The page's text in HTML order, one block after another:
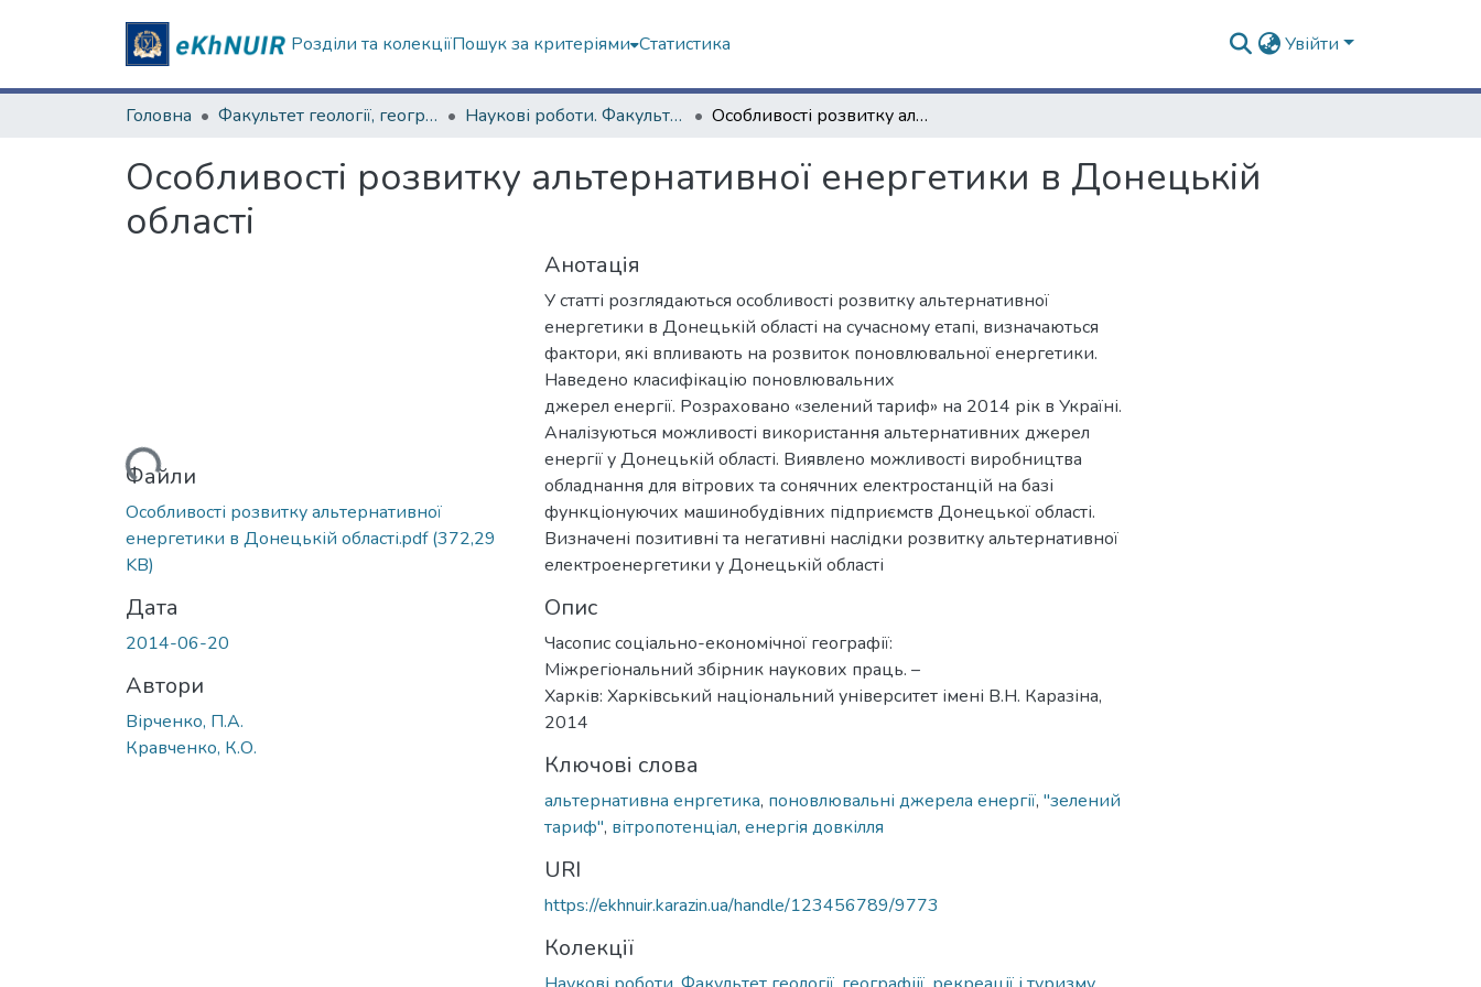
Розділи та колекціїПошук за критеріями Статистика Увійти
Головна Факультет геології, географіії, рекреації і туризму Наукові роботи. Факультет геології, географіії, рекреації і туризму Особливості розвитку альтернативної енергетики в Донецькій області
Особливості розвитку альтернативної енергетики в Донецькій
області
Вантажиться...Файли
Особливості розвитку альтернативної
енергетики в Донецькій області.pdf(372,29
KB)
Дата
2014-06-20
Автори
Вірченко, П.А.
Кравченко, К.О.
Анотація
У статті розглядаються особливості розвитку альтернативної
енергетики в Донецькій області на сучасному етапі, визначаються
фактори, які впливають на розвиток поновлювальної енергетики.
Наведено класифікацію поновлювальних
джерел енергії. Розраховано «зелений тариф» на 2014 рік в Україні.
Аналізуються можливості використання альтернативних джерел
енергії у Донецькій області. Виявлено можливості виробництва
обладнання для вітрових та сонячних електростанцій на базі
функціонуючих машинобудівних підприємств Донецької області.
Визначені позитивні та негативні наслідки розвитку альтернативної
електроенергетики у Донецькій області
Опис
Часопис соціально-економічної географії:
Міжрегіональний збірник наукових праць. –
Харків: Харківський національний університет імені В.Н. Каразіна,
2014
Ключові слова
альтернативна енргетика, поновлювальні джерела енергії, "зелений
тариф", вітропотенціал, енергія довкілля
URI
https://ekhnuir.karazin.ua/handle/123456789/9773
Колекції